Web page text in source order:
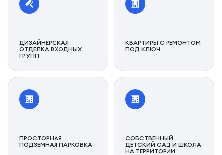
ДИЗАЙНЕРСКАЯ
ОТДЕЛКА ВХОДНЫХ
ГРУПП
КВАРТИРЫ С РЕМОНТОМ
ПОД КЛЮЧ
ПРОСТОРНАЯ
ПОДЗЕМНАЯ ПАРКОВКА
СОБСТВЕННЫЙ
ДЕТСКИЙ САД И ШКОЛА
НА ТЕРРИТОРИИ